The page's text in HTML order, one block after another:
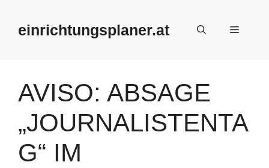
springeneinrichtungsplaner.at Menü
AVISO: ABSAGE
„JOURNALISTENTA
G“ IM